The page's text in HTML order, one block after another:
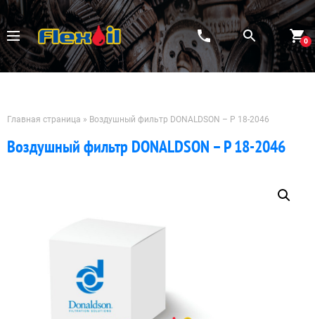
Перейти
к
содержимому
0
Главная страница » Воздушный фильтр DONALDSON – P 18-2046
Воздушный фильтр DONALDSON – P 18-2046